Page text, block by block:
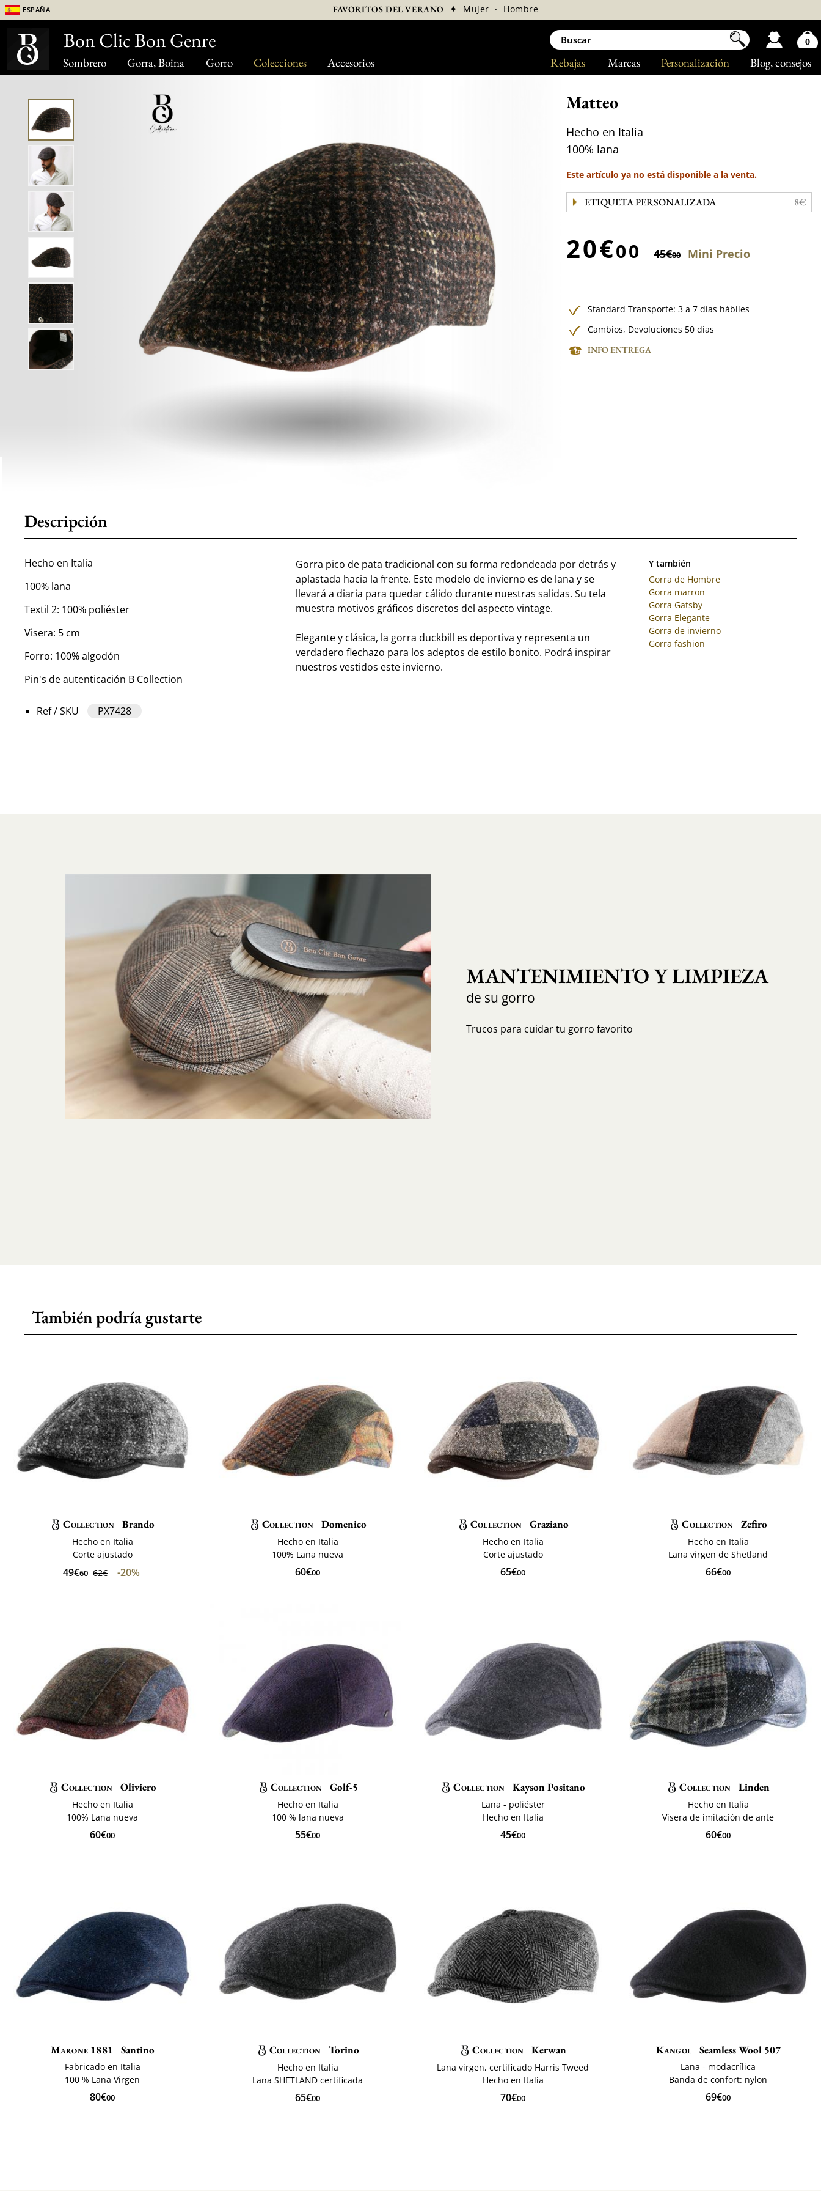
Sombrero Gorra, Boina Gorro Colecciones Accesorios Blog, consejos
Personalización
Marcas
Rebajas
España FAVORITOS DEL VERANO ✦ Mujer · Hombre
Matteo
Hecho en Italia
100% lana
Este artículo ya no está disponible a la venta.
ETIQUETA PERSONALIZADA 8€
20€00 45€00 Mini Precio
Standard Transporte: 3 a 7 días hábiles
Cambios, Devoluciones 50 días
INFO ENTREGA
Descripción
Hecho en Italia
100% lana
Textil 2: 100% poliéster
Visera: 5 cm
Forro: 100% algodón
Pin's de autenticación B Collection
Ref / SKU PX7428
Gorra pico de pata tradicional con su forma redondeada por detrás y
aplastada hacia la frente. Este modelo de invierno es de lana y se
llevará a diaria para quedar cálido durante nuestras salidas. Su tela
muestra motivos gráficos discretos del aspecto vintage.
Elegante y clásica, la gorra duckbill es deportiva y representa un
verdadero flechazo para los adeptos de estilo bonito. Podrá inspirar
nuestros vestidos este invierno.
Y también
Gorra de Hombre
Gorra marron
Gorra Gatsby
Gorra Elegante
Gorra de invierno
Gorra fashion
MANTENIMIENTO Y LIMPIEZA
de su gorro
Trucos para cuidar tu gorro favorito
También podría gustarte
Collection Brando
Hecho en Italia
Corte ajustado
49€60 62€ -20%
Collection Domenico
Hecho en Italia
100% Lana nueva
60€00
Collection Graziano
Hecho en Italia
Corte ajustado
65€00
Collection Zefiro
Hecho en Italia
Lana virgen de Shetland
66€00
Collection Oliviero
Hecho en Italia
100% Lana nueva
60€00
Collection Golf-5
Hecho en Italia
100 % lana nueva
55€00
Collection Kayson Positano
Lana - poliéster
Hecho en Italia
45€00
Collection Linden
Hecho en Italia
Visera de imitación de ante
60€00
Marone 1881 Santino
Fabricado en Italia
100 % Lana Virgen
80€00
Collection Torino
Hecho en Italia
Lana SHETLAND certificada
65€00
Collection Kerwan
Lana virgen, certificado Harris Tweed
Hecho en Italia
70€00
Kangol Seamless Wool 507
Lana - modacrílica
Banda de confort: nylon
69€00
Bon Clic Bon Genre 0